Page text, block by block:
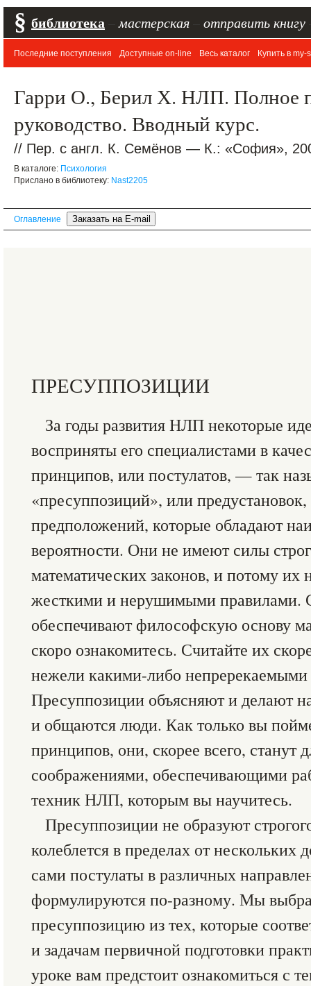
§ библиотека мастерская отправить книгу
Последние поступления Доступные on-line Весь каталог Купить в my-
Гарри О., Берил Х. НЛП. Полное
руководство. Вводный курс.
// Пер. с англ. К. Семёнов — К.: «София»,
В каталоге: Психология
Прислано в библиотеку: Nast2205
Оглавление
ПРЕСУППОЗИЦИИ
За годы развития НЛП некоторые
восприняты его специалистами в
принципов, или постулатов, — так
«пресуппозиций», или предустановок,
предположений, которые обладают
вероятности. Они не имеют силы
математических законов, и потому их
жесткими и нерушимыми правилами.
обеспечивают философскую основу
скоро ознакомитесь. Считайте их
нежели какими-либо
Пресуппозиции объясняют и делают
и общаются люди. Как только вы
принципов, они, скорее всего, станут
соображениями, обеспечивающими
техник НЛП, которым вы научитесь.
Пресуппозиции не образуют
колеблется в пределах от нескольких
сами постулаты в различных
формулируются по-разному. Мы
пресуппозицию из тех, которые
и задачам первичной подготовки
уроке вам предстоит ознакомиться с